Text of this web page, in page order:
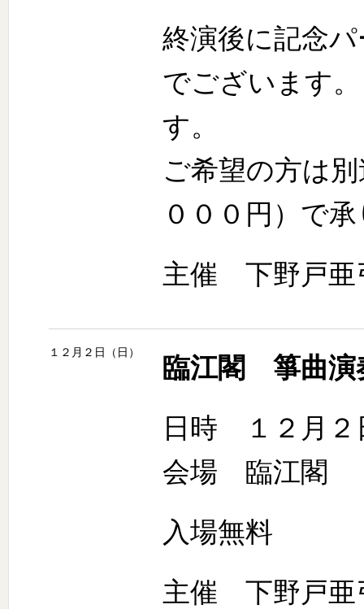
終演後に記念
でございます
す。
ご希望の方は
０００円）で
主催 下野戸亜
１２月２日（日）
臨江閣 箏曲
日時 １２月２
会場 臨江閣
入場無料
主催 下野戸亜